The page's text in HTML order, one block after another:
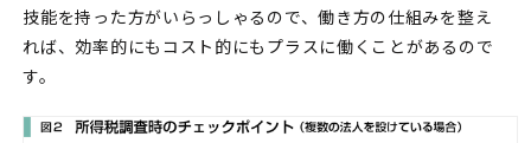
技能を持った方がいらっしゃるので、働き方の仕組みを整え
れば、効率的にもコスト的にもプラスに働くことがあるので
す。